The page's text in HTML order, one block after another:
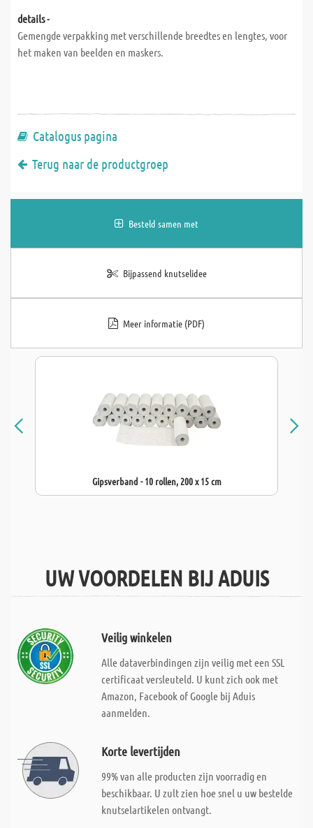
details -
Gemengde verpakking met verschillende breedtes en lengtes, voor
het maken van beelden en maskers.
Catalogus pagina
Terug naar de productgroep
Besteld samen met
Bijpassend knutselidee
Meer informatie (PDF)
Gipsverband - 10 rollen, 200 x 15 cm
UW VOORDELEN BIJ ADUIS
Veilig winkelen
Alle dataverbindingen zijn veilig met een SSL
certificaat versleuteld. U kunt zich ook met
Amazon, Facebook of Google bij Aduis
aanmelden.
Korte levertijden
99% van alle producten zijn voorradig en
beschikbaar. U zult zien hoe snel u uw bestelde
knutselartikelen ontvangt.